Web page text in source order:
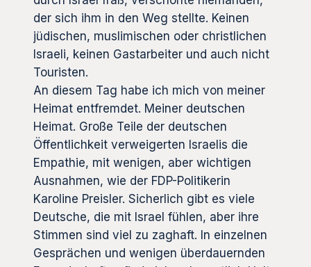
der sich ihm in den Weg stellte. Keinen
jüdischen, muslimischen oder christlichen
Israeli, keinen Gastarbeiter und auch nicht
Touristen.
An diesem Tag habe ich mich von meiner
Heimat entfremdet. Meiner deutschen
Heimat. Große Teile der deutschen
Öffentlichkeit verweigerten Israelis die
Empathie, mit wenigen, aber wichtigen
Ausnahmen, wie der FDP-Politikerin
Karoline Preisler. Sicherlich gibt es viele
Deutsche, die mit Israel fühlen, aber ihre
Stimmen sind viel zu zaghaft. In einzelnen
Gesprächen und wenigen überdauernden